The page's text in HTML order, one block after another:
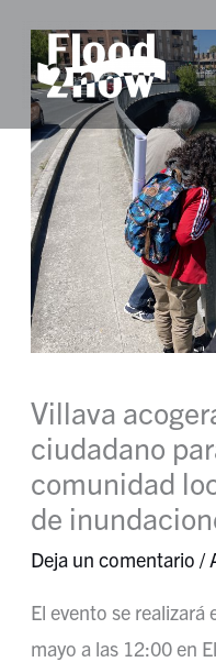
contenido
Villava
ciudadano
comunidad
de
Deja un comentario /
El evento se
mayo a las 12:00 en